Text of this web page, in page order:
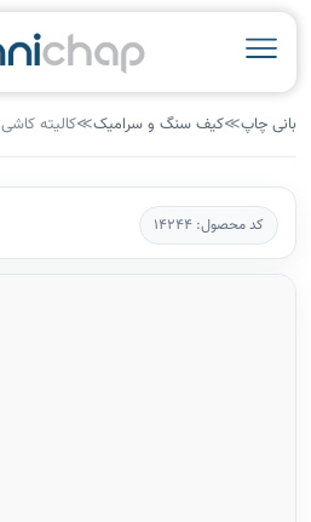
بانی چاپ≫کیف سنگ و سرامیک≫کالیته کاشی
کد محصول: 14244